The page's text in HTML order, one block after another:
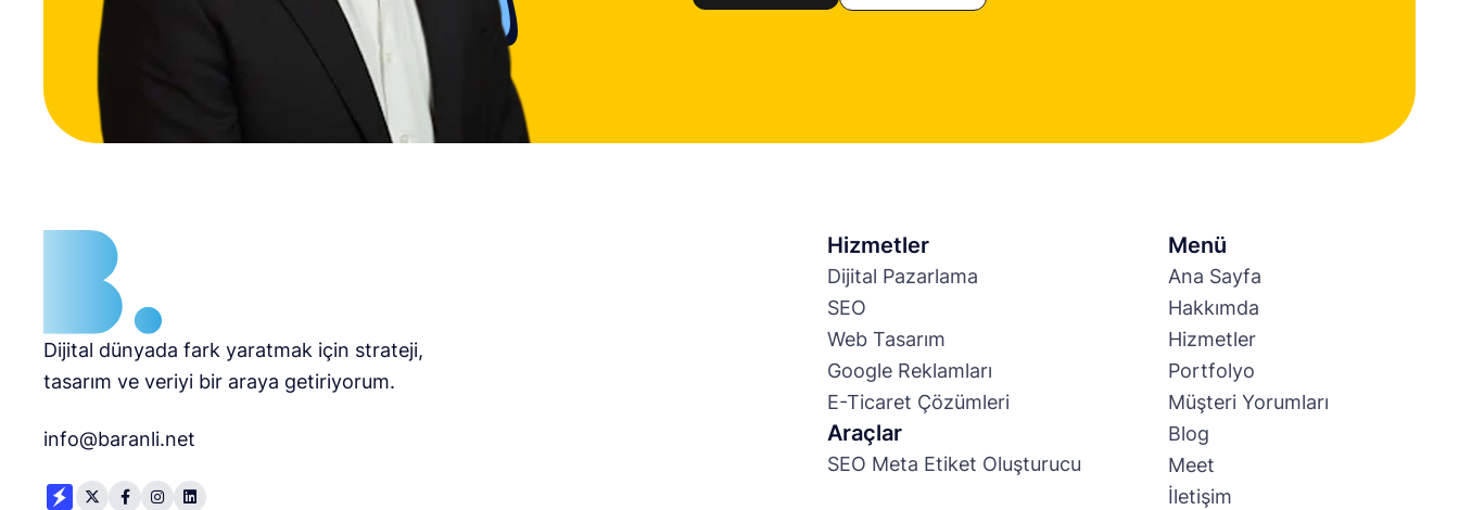
Dijital dünyada fark yaratmak için strateji,
tasarım ve veriyi bir araya getiriyorum.
info@baranli.net
Hizmetler
Dijital Pazarlama
SEO
Web Tasarım
Google Reklamları
E-Ticaret Çözümleri
Araçlar
SEO Meta Etiket Oluşturucu
Menü
Ana Sayfa
Hakkımda
Hizmetler
Portfolyo
Müşteri Yorumları
Blog
Meet
İletişim